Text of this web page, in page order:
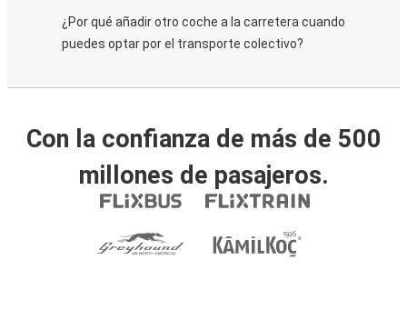
¿Por qué añadir otro coche a la carretera cuando
puedes optar por el transporte colectivo?
Con la confianza de más de 500
millones de pasajeros.